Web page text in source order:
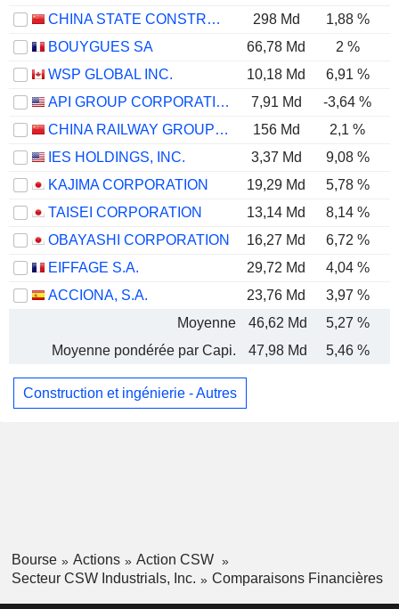
CHINA STATE CONSTRUCTION ENGINEERING CORPORATION LIMITED
298 Md 1,88 %
BOUYGUES SA
66,78 Md 2 %
WSP GLOBAL INC.
10,18 Md 6,91 %
API GROUP CORPORATION
7,91 Md -3,64 %
CHINA RAILWAY GROUP LIMITED
156 Md 2,1 %
IES HOLDINGS, INC.
3,37 Md 9,08 %
KAJIMA CORPORATION
19,29 Md 5,78 %
TAISEI CORPORATION
13,14 Md
8,14 %
OBAYASHI CORPORATION
16,27 Md 6,72 %
EIFFAGE S.A.
29,72 Md 4,04 %
ACCIONA, S.A.
23,76 Md
3,97 %
Moyenne
46,62 Md 5,27 %
Moyenne pondérée par Capi.
47,98 Md 5,46 %
Construction et ingénierie - Autres
Bourse Actions
Action CSW
Secteur CSW Industrials, Inc.
Comparaisons Financières